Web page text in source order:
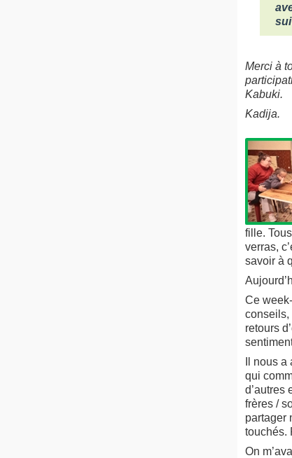
Merci à
Kabuki.
Kadija.
fille.
verras,
savoir à
Ce
conseils,
retours
Il nous
qui
d’autres
frères /
partager
touchés.
On